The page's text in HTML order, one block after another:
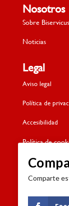
Nosotros
Sobre Biservicus
Noticias
Legal
Aviso legal
Política de
Accesibilidad
Política de
Contacto
Dónde estamos
Formulario de
Comparte